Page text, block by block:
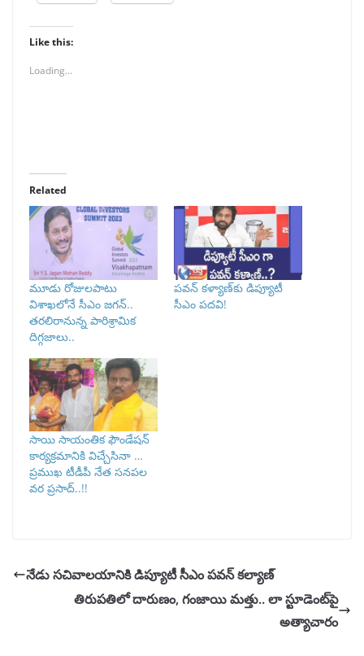
Like this:
Loading...
Related
మూడు రోజులపాటు
విశాఖలోనే సీఎం జగన్‌..
తరలిరానున్న పారిశ్రామిక
దిగ్గజాలు..
పవన్ కళ్యాణ్‌కు డిప్యూటీ
సీఎం పదవి!
సాయి సాయంతిక ఫౌండేషన్
కార్యక్రమానికి విచ్చేసినా …
ప్రముఖ టీడీపీ నేత సనపల
వర ప్రసాద్..!!
నేడు సచివాలయానికి డిప్యూటీ సీఎం పవన్‌ కల్యాణ్‌
తిరుపతిలో దారుణం, గంజాయి మత్తు.. లా స్టూడెంట్‌పై
అత్యాచారం